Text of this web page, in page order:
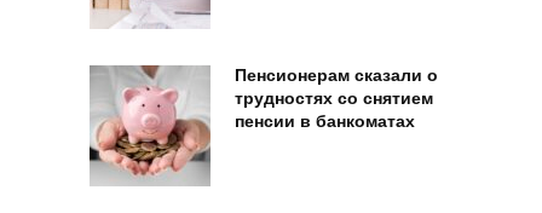
Пенсионерам сказали о
трудностях со снятием
пенсии в банкоматах